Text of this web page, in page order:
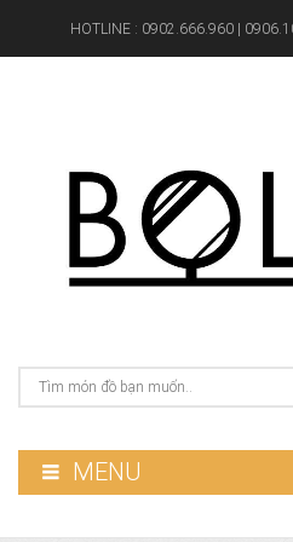
HOTLINE : 0902.666.960 |
MENU